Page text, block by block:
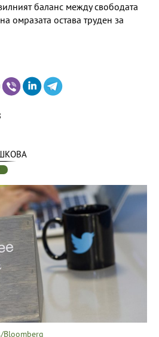
баланс между свободата
омразата остава труден за
Bloomberg